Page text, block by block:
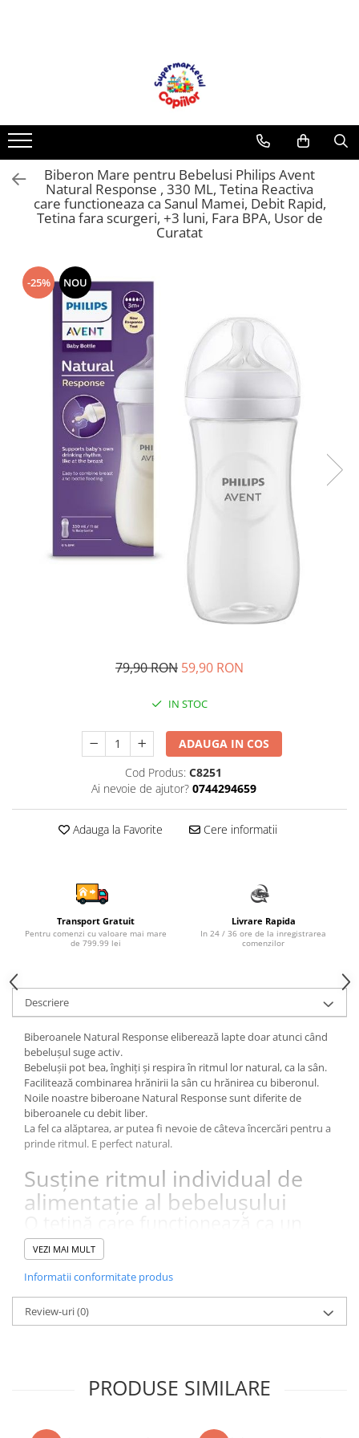
Accesorii pentru petrecere
Baloane
Mobila gradina & terasa
Piscine
Gaming, Carti & Birotica
Activitati extracurriculare
Povesti pentru copii
Carti de Povesti pentru Copii
Rechizite si papetarie pentru copii
Creioane colorate si carioci
Ghiozdane si genti
Harti de perete si globuri
pamantesti
Librarie online
Manuale si auxiliare scolare
Birotica & Papetarie
Markere
Cadite bebe si accesorii baie
Sampon si balsam copii
Sapun & Gel de dus copii
Tampoane pentru San
Arme de jucarie
Bucatarii copii
Carucioare papusi si accesorii
Casute de papusi si mobilier
Elicoptere, avioane si nave de
jucarie
Figurine
Frumusete, bijuterii si accesorii
fetite
Instrumente muzicale de jucarie
Jocuri de societate
Jucarii de plus
Masinute
Motociclete de jucarie
Puzzle
Roboti de jucarie
Set joaca doctor
Set joaca gradinarit
Utilaje constructie de jucarie
Biberon Mare pentru Bebelusi Philips Avent
Natural Response , 330 ML, Tetina Reactiva
care functioneaza ca Sanul Mamei, Debit Rapid,
Tetina fara scurgeri, +3 luni, Fara BPA, Usor de
Curatat
-25% NOU
79,90 RON 59,90 RON
IN STOC
ADAUGA IN COS
Cod Produs: C8251
Ai nevoie de ajutor? 0744294659
Adauga la Favorite Cere informatii
Transport Gratuit
Pentru comenzi cu valoare mai mare
de 799.99 lei
Livrare Rapida
In 24 / 36 ore de la inregistrarea
comenzilor
Descriere
Biberoanele Natural Response eliberează lapte doar atunci când
bebeluşul suge activ.
Bebeluşii pot bea, înghiţi şi respira în ritmul lor natural, ca la sân.
Facilitează combinarea hrănirii la sân cu hrănirea cu biberonul.
Noile noastre biberoane Natural Response sunt diferite de
biberoanele cu debit liber.
La fel ca alăptarea, ar putea fi nevoie de câteva încercări pentru a
prinde ritmul. E perfect natural.
Susţine ritmul individual de
alimentaţie al bebeluşului
sân
1 biberon
11 oz/330 ml
Peste 6 luni
VEZI MAI MULT
Informatii conformitate produs
Review-uri(0)
PRODUSE SIMILARE